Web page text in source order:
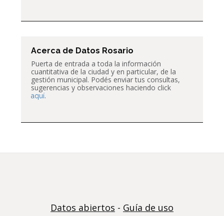
Acerca de Datos Rosario
Puerta de entrada a toda la información
cuantitativa de la ciudad y en particular, de la
gestión municipal. Podés enviar tus consultas,
sugerencias y observaciones haciendo click
aquí.
Datos abiertos - Guía de uso